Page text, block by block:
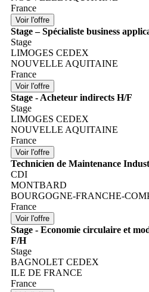
France
Stage – Spécialiste business
Stage
LIMOGES CEDEX
NOUVELLE AQUITAINE
France
Stage - Acheteur indirects H/F
Stage
LIMOGES CEDEX
NOUVELLE AQUITAINE
France
Technicien de Maintenance
CDI
MONTBARD
BOURGOGNE-FRANCHE-
France
Stage - Economie circulaire et
F/H
Stage
BAGNOLET CEDEX
ILE DE FRANCE
France